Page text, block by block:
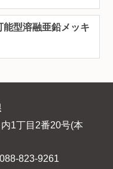
能型溶融亜鉛メッキ
1丁目2番20号(本
823-9261